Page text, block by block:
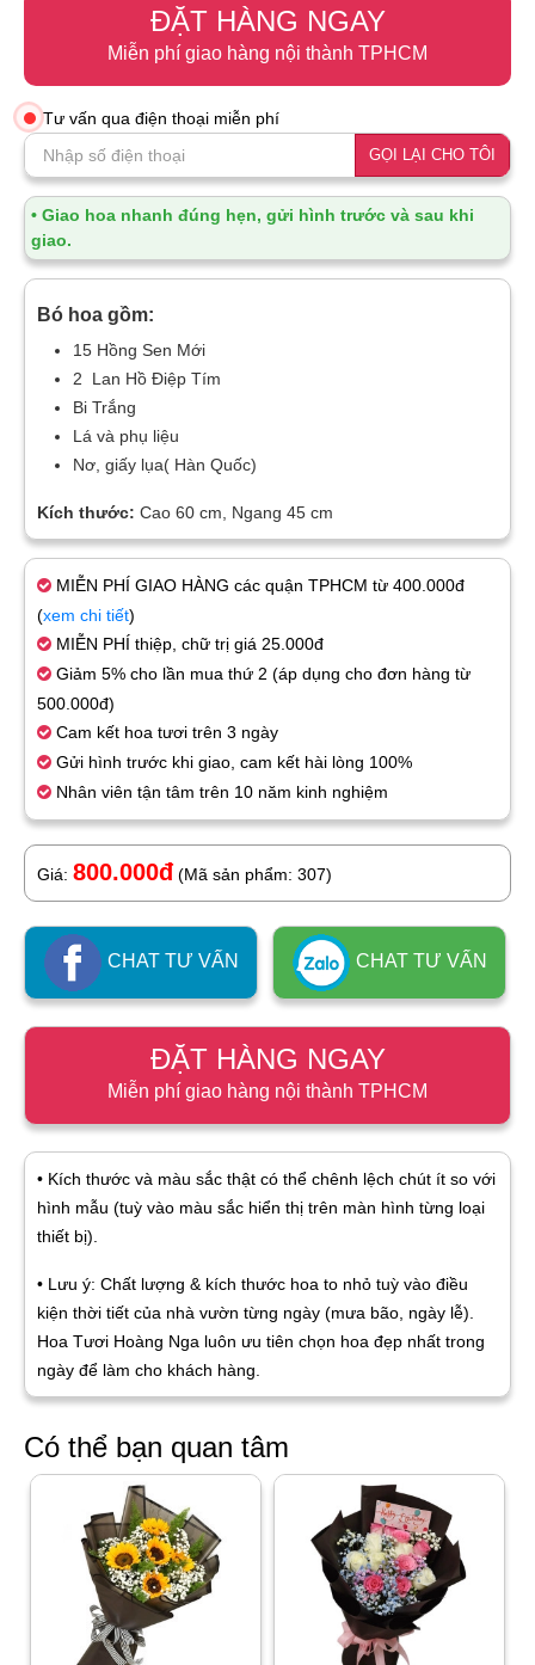
ĐẶT HÀNG NGAY
Miễn phí giao hàng nội thành TPHCM
Tư vấn qua điện thoại miễn phí
GỌI LẠI CHO TÔI
• Giao hoa nhanh đúng hẹn, gửi hình trước và sau khi
giao.
Bó hoa gồm:
15 Hồng Sen Mới
2 Lan Hồ Điệp Tím
Bi Trắng
Lá và phụ liệu
Nơ, giấy lụa( Hàn Quốc)
Kích thước: Cao 60 cm, Ngang 45 cm
MIỄN PHÍ GIAO HÀNG các quận TPHCM từ 400.000đ
(xem chi tiết)
MIỄN PHÍ thiệp, chữ trị giá 25.000đ
Giảm 5% cho lần mua thứ 2 (áp dụng cho đơn hàng từ
500.000đ)
Cam kết hoa tươi trên 3 ngày
Gửi hình trước khi giao, cam kết hài lòng 100%
Nhân viên tận tâm trên 10 năm kinh nghiệm
Giá: 800.000đ (Mã sản phẩm: 307)
CHAT TƯ VẤN CHAT TƯ VẤN
ĐẶT HÀNG NGAY
Miễn phí giao hàng nội thành TPHCM
• Kích thước và màu sắc thật có thể chênh lệch chút ít so với
hình mẫu (tuỳ vào màu sắc hiển thị trên màn hình từng loại
thiết bị).
• Lưu ý: Chất lượng & kích thước hoa to nhỏ tuỳ vào điều
kiện thời tiết của nhà vườn từng ngày (mưa bão, ngày lễ).
Hoa Tươi Hoàng Nga luôn ưu tiên chọn hoa đẹp nhất trong
ngày để làm cho khách hàng.
Có thể bạn quan tâm